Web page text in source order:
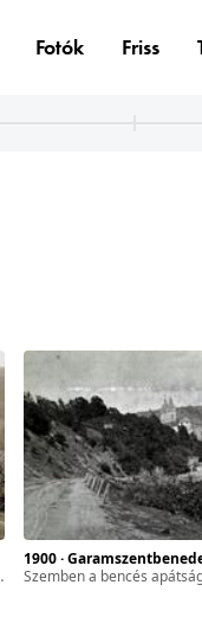
1900 ·
szemben a bencés apátsági templom és kolostor épülettömbje. A kép forrását
Fotók Friss